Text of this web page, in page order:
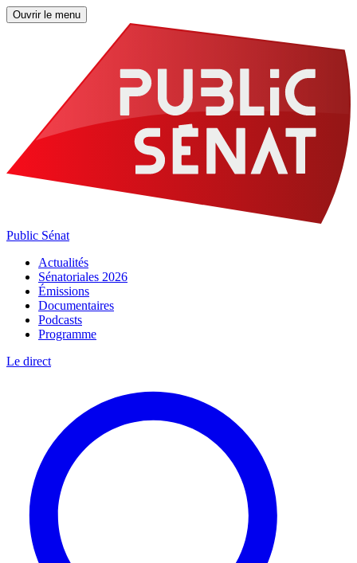
Ouvrir le menu
Public Sénat
Actualités
Sénatoriales 2026
Émissions
Documentaires
Podcasts
Programme
Le direct